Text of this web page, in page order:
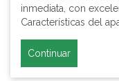
inmediata, con
Características del
Continuar